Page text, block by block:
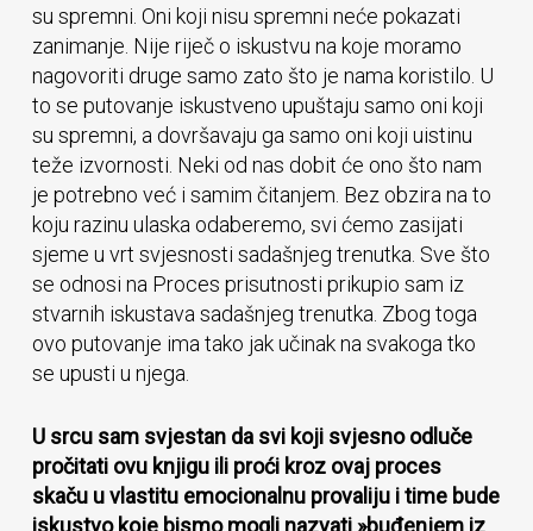
su spremni. Oni koji nisu spremni neće pokazati
zanimanje. Nije riječ o iskustvu na koje moramo
nagovoriti druge samo zato što je nama koristilo. U
to se putovanje iskustveno upuštaju samo oni koji
su spremni, a dovršavaju ga samo oni koji uistinu
teže izvornosti. Neki od nas dobit će ono što nam
je potrebno već i samim čitanjem. Bez obzira na to
koju razinu ulaska odaberemo, svi ćemo zasijati
sjeme u vrt svjesnosti sadašnjeg trenutka. Sve što
se odnosi na Proces prisutnosti prikupio sam iz
stvarnih iskustava sadašnjeg trenutka. Zbog toga
ovo putovanje ima tako jak učinak na svakoga tko
se upusti u njega.
U srcu sam svjestan da svi koji svjesno odluče
pročitati ovu knjigu ili proći kroz ovaj proces
skaču u vlastitu emocionalnu provaliju i time bude
iskustvo koje bismo mogli nazvati »buđenjem iz